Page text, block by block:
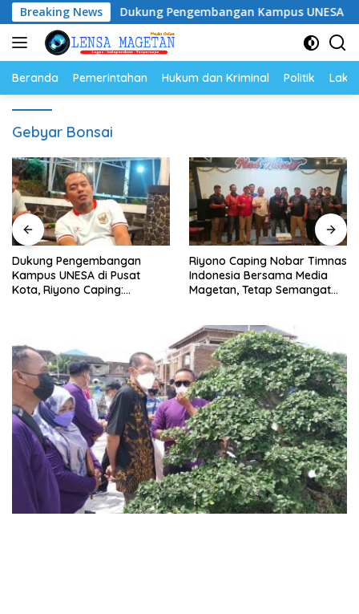
Langsung
ke
konten
Breaking NewsDukung Pengembangan Kampus UNESA di Pusat
Beranda Pemerintahan Hukum dan Kriminal Politik
Gebyar Bonsai
Dukung Pengembangan
Kampus UNESA di Pusat
Kota, Riyono Caping:
Riyono Caping Nobar Timnas
Indonesia Bersama Media
Magetan, Tetap Semangat